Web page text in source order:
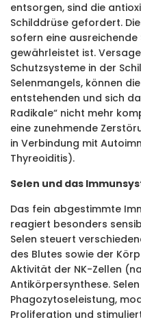
entsorgen, sind die
Schilddrüse gefordert.
sofern eine ausreichende
gewährleistet ist.
Schutzsysteme in der
Selenmangels, können
entstehenden und sich
Radikale“ nicht mehr
eine zunehmende
in Verbindung mit
Thyreoiditis).
Selen und das
Das fein abgestimmte
reagiert besonders
Selen steuert
des Blutes sowie der
Aktivität der NK-Zellen
Antikörpersynthese.
Phagozytoseleistung,
Proliferation und